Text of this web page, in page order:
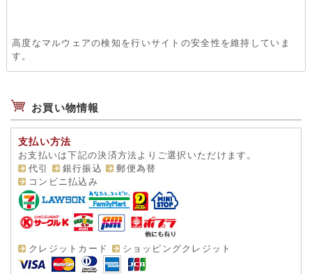
高度なマルウェアの検知を行いサイトの安全性を維持していま
す。
お買い物情報
支払い方法
お支払いは下記の決済方法よりご選択いただけます。
代引
銀行振込
郵便為替
コンビニ払込み
クレジットカード ショッピングクレジット